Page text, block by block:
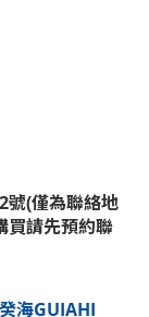
號(僅為聯絡地
買請先預約聯
海GUIAHI